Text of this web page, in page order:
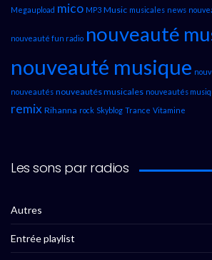
Megaupload mico MP3 Music musicales news
nouveauté fun radio nouveauté
nouveauté musique
nouveautés nouveautés musicales nouveautés
remix Rihanna rock Skyblog Trance Vitamine
Les sons par radios
Autres
Entrée playlist